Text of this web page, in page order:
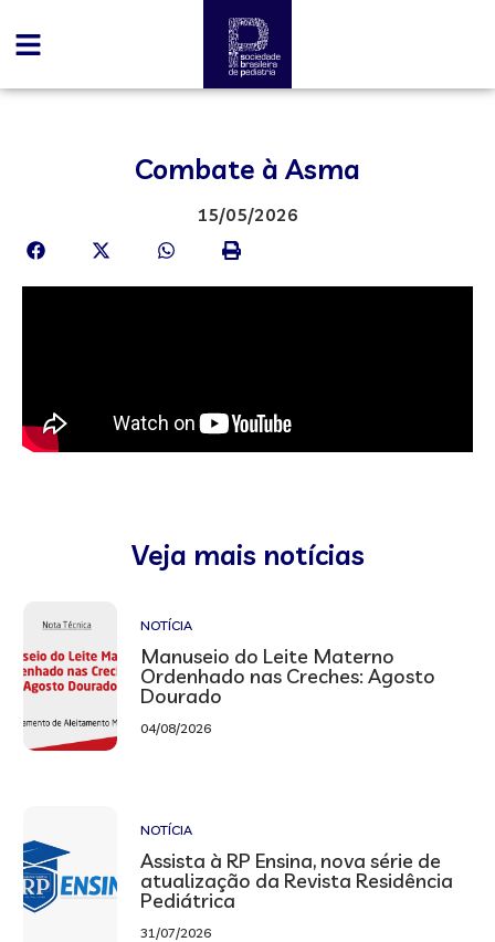
Combate à Asma
15/05/2026
Veja mais notícias
NOTÍCIA
Manuseio do Leite Materno
Ordenhado nas Creches: Agosto
Dourado
04/08/2026
NOTÍCIA
Assista à RP Ensina, nova série de
atualização da Revista Residência
Pediátrica
31/07/2026